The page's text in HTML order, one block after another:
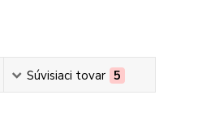
Súvisiaci tovar 5